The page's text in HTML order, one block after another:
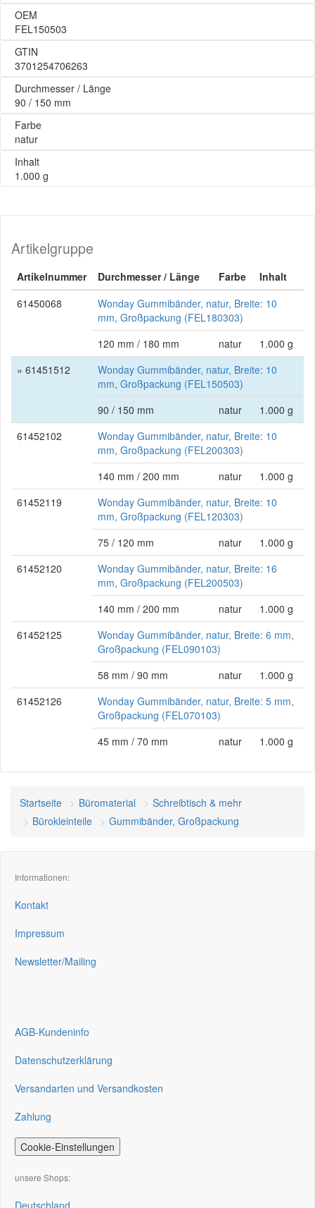
OEM
FEL150503
GTIN
3701254706263
Durchmesser / Länge
90 / 150 mm
Farbe
natur
Inhalt
1.000 g
Artikelgruppe
Artikelnummer Durchmesser / Länge Farbe
Inhalt
61450068
Wonday Gummibänder, natur, Breite: 10
mm, Großpackung (FEL180303)
120 mm / 180 mm
natur
1.000 g
» 61451512
Wonday Gummibänder, natur, Breite: 10
mm, Großpackung (FEL150503)
90 / 150 mm
natur
1.000 g
61452102
Wonday Gummibänder, natur, Breite: 10
mm, Großpackung (FEL200303)
140 mm / 200 mm
natur
1.000 g
61452119
Wonday Gummibänder, natur, Breite: 10
mm, Großpackung (FEL120303)
75 / 120 mm
natur
1.000 g
61452120
Wonday Gummibänder, natur, Breite: 16
mm, Großpackung (FEL200503)
140 mm / 200 mm
natur
1.000 g
61452125
Wonday Gummibänder, natur, Breite: 6 mm,
Großpackung (FEL090103)
58 mm / 90 mm
natur
1.000 g
61452126
Wonday Gummibänder, natur, Breite: 5 mm,
Großpackung (FEL070103)
45 mm / 70 mm
natur 1.000 g
Startseite Büromaterial
Schreibtisch & mehr
Bürokleinteile
Gummibänder, Großpackung
Informationen:
Kontakt
Impressum
Newsletter/Mailing
AGB-Kundeninfo
Datenschutzerklärung
Versandarten und Versandkosten
Zahlung
Cookie-Einstellungen
unsere Shops:
Deutschland